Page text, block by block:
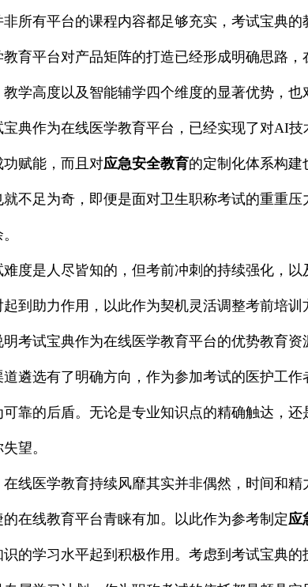
所有平台的课程内容都足够充实，考试宝典的
育平台对产品矩阵的打造已经形成明确思路
学高度以及智能辅学四个维度的显著优势，
典作为在线医学教育平台，已经实现了对AI
赋能，而且对应急安全教育的定制化体系构
不足为奇，即便是面对卫生职称考试的重重压
度是人尽皆知的，但考前冲刺的持续强化，以
到助力作用，以此作为契机灵活调整考前培
考试宝典作为在线医学教育平台的优势教育资
遴选有了明确方向，作为参加考试的医护工作
靠的后盾。无论是专业知识点的精确触达，还
望。
线医学教育持续风靡其实并非偶然，时间和
在线教育平台青睐有加。以此作为参考制定应
的学习水平起到积极作用。考虑到考试宝典的